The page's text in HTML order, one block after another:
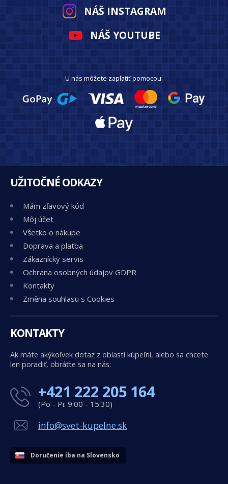
NÁŠ INSTAGRAM
NÁŠ YOUTUBE
U nás môžete zaplatiť pomocou:
UŽITOČNÉ ODKAZY
Mám zľavový kód
Môj účet
Všetko o nákupe
Doprava a platba
Zákaznícky servis
Ochrana osobných údajov GDPR
Kontakty
Změna souhlasu s Cookies
KONTAKTY
Ak máte akýkoľvek dotaz z oblasti kúpeľní, alebo sa chcete
len poradiť, obráťte sa na nás:
+421 222 205 164
(Po - Pi: 9:00 - 15:30)
info@svet-kupelne.sk
Doručenie iba na Slovensko